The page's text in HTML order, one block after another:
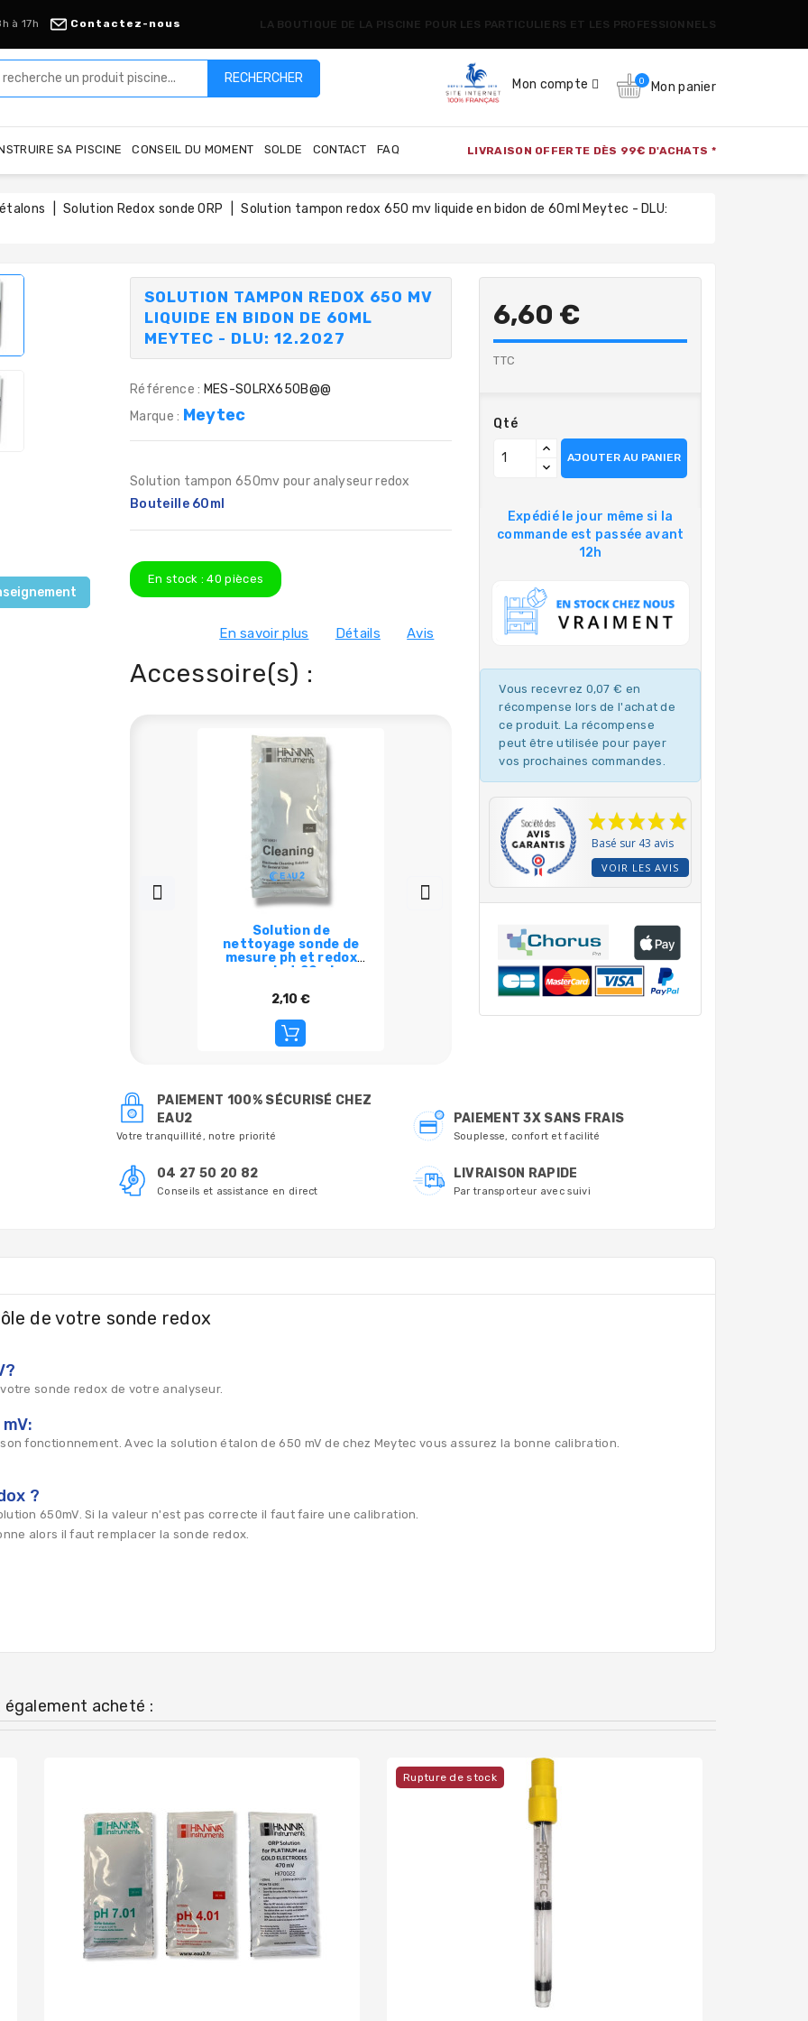
à 17h Contactez-nous LA BOUTIQUE DE LA PISCINE POUR LES PARTICULIERS ET LES PROFESSIONNELS
RECHERCHER Mon compte 0 Mon panier
SA PISCINE CONSEIL DU MOMENT SOLDE CONTACT FAQ LIVRAISON OFFERTE DÈS 99€ D'ACHATS *
Solution Redox sonde ORP
Solution tampon redox 650 mv liquide en bidon de 60ml Meytec - DLU:
SOLUTION TAMPON REDOX 650 MV
LIQUIDE EN BIDON DE 60ML
MEYTEC - DLU: 12.2027
Référence : MES-SOLRX650B@@
Marque : Meytec
Solution tampon 650mv pour analyseur redox
Bouteille 60ml
En stock :40 pièces
En savoir plus Détails Avis
Accessoire(s) :
Solution de
nettoyage sonde de
mesure ph et redox
sachet 20ml
500ml HI7061
2,10 €
Solution tampon pH7
liquide en bidon de
60ml Meytec - DLU:
02/2029
6,60 €
6,60 €
TTC
Qté
AJOUTER AU PANIER
Expédié le jour même si la
commande est passée avant
12h
Vous recevrez 0,07 € en
récompense lors de l'achat de
ce produit. La récompense
peut être utilisée pour payer
vos prochaines commandes.
Basé sur 43 avis
VOIR LES AVIS
PAIEMENT 100% SÉCURISÉ CHEZ
EAU2
Votre tranquillité, notre priorité
PAIEMENT 3X SANS FRAIS
Souplesse, confort et facilité
04 27 50 20 82
Conseils et assistance en direct
LIVRAISON RAPIDE
Par transporteur avec suivi
de votre sonde redox
sonde redox de votre analyseur.
fonctionnement. Avec la solution étalon de 650 mV de chez Meytec vous assurez la bonne calibration.
?
650mV. Si la valeur n'est pas correcte il faut faire une calibration.
alors il faut remplacer la sonde redox.
acheté :
Rupture de stock